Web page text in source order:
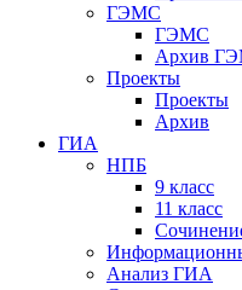
ГЭМС
ГЭМС
Архив
Проекты
Проекты
Архив
ГИА
НПБ
9 класс
11 класс
Анализ ГИА